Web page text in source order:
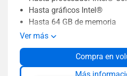
Hasta gráficos Intel®
Hasta 64 GB de memoria
Soporte RAID de doble SSD
hasta 1 TB
AI ExpertMeet exclusivo de
Diseño ligero, desde 1,4 kg
Ver más
Compra en